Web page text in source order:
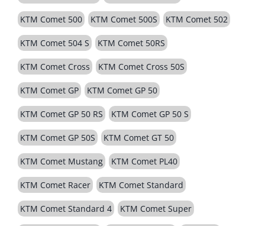
KTM Comet 500 KTM Comet 500S KTM Comet 502
KTM Comet 504 S KTM Comet 50RS
KTM Comet Cross KTM Comet Cross 50S
KTM Comet GP KTM Comet GP 50
KTM Comet GP 50 RS KTM Comet GP 50 S
KTM Comet GP 50S KTM Comet GT 50
KTM Comet Mustang KTM Comet PL40
KTM Comet Racer KTM Comet Standard
KTM Comet Standard 4 KTM Comet Super